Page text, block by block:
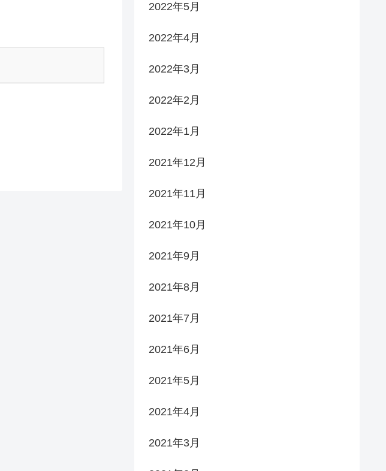
2022年5月
2022年4月
2022年3月
2022年2月
2022年1月
2021年12月
2021年11月
2021年10月
2021年9月
2021年8月
2021年7月
2021年6月
2021年5月
2021年4月
2021年3月